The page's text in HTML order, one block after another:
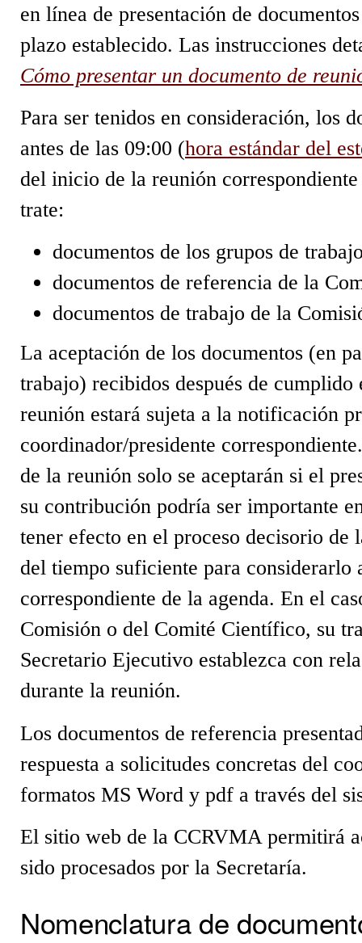
en línea de presentación de
plazo establecido. Las instrucciones
Cómo presentar un documento de
Para ser tenidos en consideración, los
antes de las 09:00 (hora estándar del
del inicio de la reunión
trate:
documentos de los grupos de
documentos de referencia de la
documentos de trabajo de la
La aceptación de los documentos (en
trabajo) recibidos después de
reunión estará sujeta a la notificación
coordinador/presidente
de la reunión solo se aceptarán si el
su contribución podría ser importante
tener efecto en el proceso decisorio
del tiempo suficiente para considerarlo
correspondiente de la agenda. En el
Comisión o del Comité Científico, su
Secretario Ejecutivo establezca con
durante la reunión.
Los documentos de referencia
respuesta a solicitudes concretas del
formatos MS Word y pdf a través del
El sitio web de la CCRVMA permitirá
sido procesados por la Secretaría.
Nomenclatura de